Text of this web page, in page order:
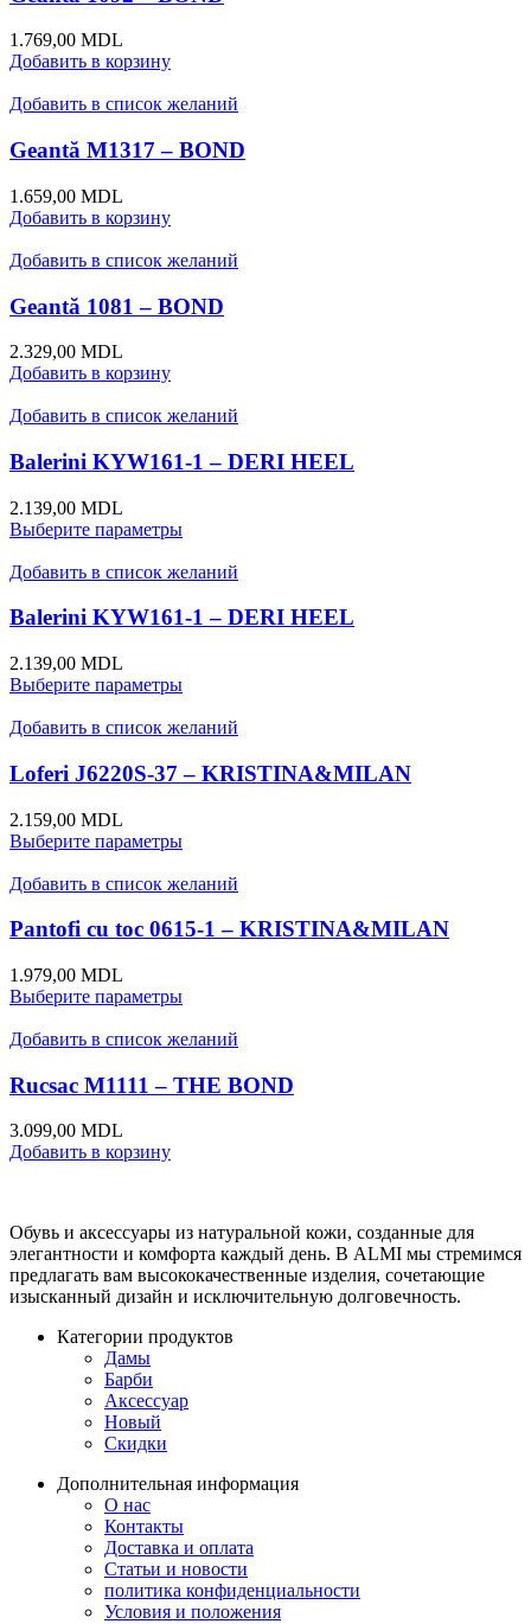
1.769,00 MDL
Добавить в корзину
Добавить в список желаний
Geantă M1317 – BOND
1.659,00 MDL
Добавить в корзину
Добавить в список желаний
Geantă 1081 – BOND
2.329,00 MDL
Добавить в корзину
Добавить в список желаний
Balerini KYW161-1 – DERI HEEL
2.139,00 MDL
Выберите параметры
Добавить в список желаний
Balerini KYW161-1 – DERI HEEL
2.139,00 MDL
Выберите параметры
Добавить в список желаний
Loferi J6220S-37 – KRISTINA&MILAN
2.159,00 MDL
Выберите параметры
Добавить в список желаний
Pantofi cu toc 0615-1 – KRISTINA&MILAN
1.979,00 MDL
Выберите параметры
Добавить в список желаний
Rucsac M1111 – THE BOND
3.099,00 MDL
Добавить в корзину
Обувь и аксессуары из натуральной кожи, созданные для
элегантности и комфорта каждый день. В ALMI мы стремимся
предлагать вам высококачественные изделия, сочетающие
изысканный дизайн и исключительную долговечность.
Категории продуктов
Дамы
Барби
Аксессуар
Новый
Скидки
Дополнительная информация
О нас
Контакты
Доставка и оплата
Статьи и новости
политика конфиденциальности
Условия и положения